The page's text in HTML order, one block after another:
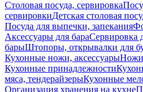
Столовая посуда, сервировка
сервировкиДетская столовая
Посуда для выпечки, запекания
Аксессуары для бараСервировка
барыШтопоры, открывалки для
Кухонные ножи, аксессуарыНожи
Кухонные принадлежности
мяса, тендерайзерыКухонные
Организация хранения на кухне